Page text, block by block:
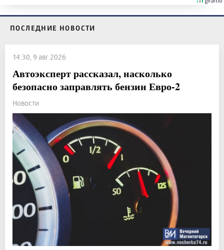
ПОСЛЕДНИЕ НОВОСТИ
14:30, 9 авг 2026
Автоэксперт рассказал, насколько
безопасно заправлять бензин Евро-2
Новости